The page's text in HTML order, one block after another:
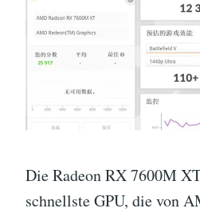
Die Radeon RX 7600M
schnellste GPU, die von